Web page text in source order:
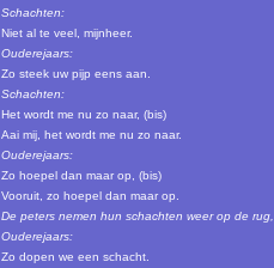
Schachten:
Niet al te veel, mijnheer.
Ouderejaars:
Zo steek uw pijp eens aan.
Schachten:
Het wordt me nu zo naar, (bis)
Aai mij, het wordt me nu zo naar.
Ouderejaars:
Zo hoepel dan maar op, (bis)
Vooruit, zo hoepel dan maar op.
De peters nemen hun schachten weer op de
Ouderejaars:
Zo dopen we een schacht.